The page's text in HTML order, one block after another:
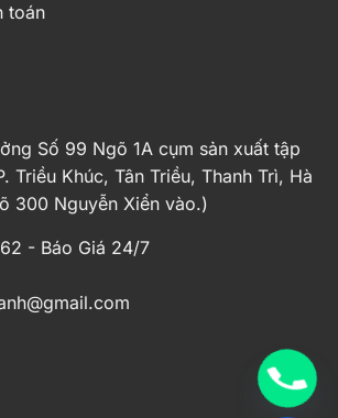
toán
Số 99 Ngõ 1A cụm sản xuất tập
Triều Khúc, Tân Triều, Thanh Trì, Hà
300 Nguyễn Xiển vào.)
- Báo Giá 24/7